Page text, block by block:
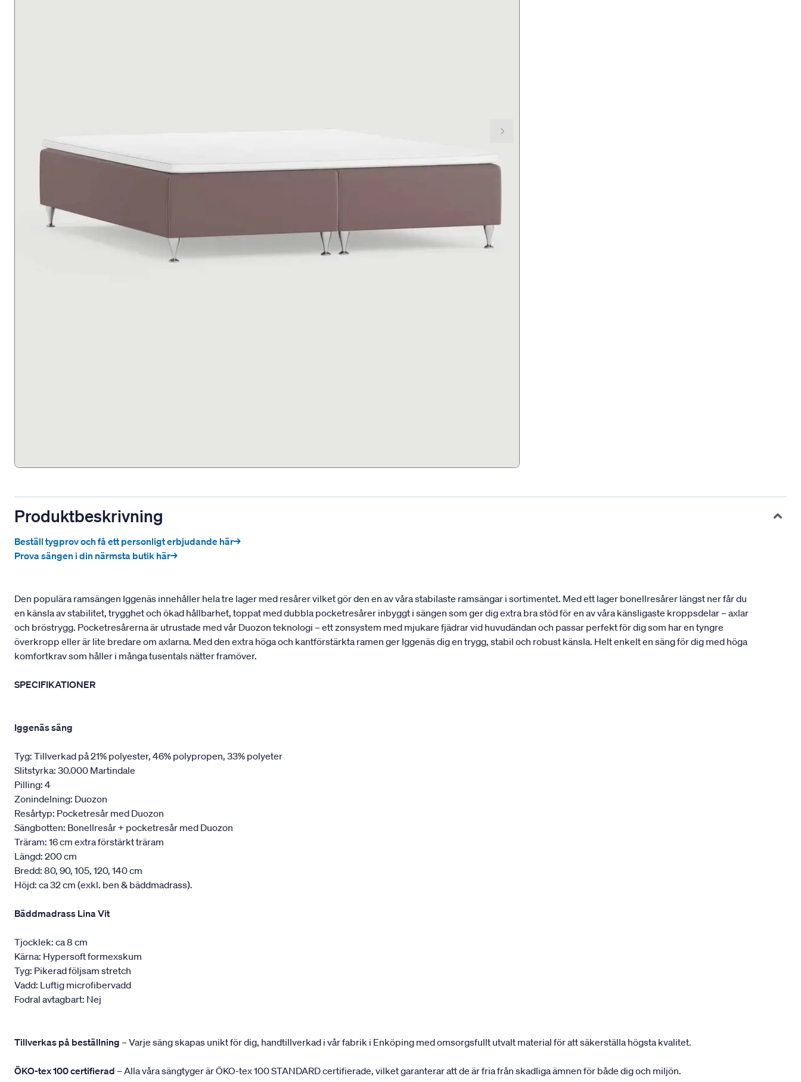
Produktbeskrivning
Beställ tygprov och få ett personligt erbjudande här→
Prova sängen i din närmsta butik här→
Den populära ramsängen Iggenäs innehåller hela tre lager med resårer vilket gör den en av våra stabilaste ramsängar i sortimentet. Med ett lager bonellresårer längst ner får du
en känsla av stabilitet, trygghet och ökad hållbarhet, toppat med dubbla pocketresårer inbyggt i sängen som ger dig extra bra stöd för en av våra känsligaste kroppsdelar – axlar
och bröstrygg. Pocketresårerna är utrustade med vår Duozon teknologi – ett zonsystem med mjukare fjädrar vid huvudändan och passar perfekt för dig som har en tyngre
överkropp eller är lite bredare om axlarna. Med den extra höga och kantförstärkta ramen ger Iggenäs dig en trygg, stabil och robust känsla. Helt enkelt en säng för dig med höga
komfortkrav som håller i många tusentals nätter framöver.
SPECIFIKATIONER
Iggenäs säng
Tyg: Tillverkad på 21% polyester, 46% polypropen, 33% polyeter
Slitstyrka: 30.000 Martindale
Pilling: 4
Zonindelning: Duozon
Resårtyp: Pocketresår med Duozon
Sängbotten: Bonellresår + pocketresår med Duozon
Träram: 16 cm extra förstärkt träram
Längd: 200 cm
Bredd: 80, 90, 105, 120, 140 cm
Höjd: ca 32 cm (exkl. ben & bäddmadrass).
Bäddmadrass Lina Vit
Tjocklek: ca 8 cm
Kärna: Hypersoft formexskum
Tyg: Pikerad följsam stretch
Vadd: Luftig microfibervadd
Fodral avtagbart: Nej
Tillverkas på beställning – Varje säng skapas unikt för dig, handtillverkad i vår fabrik i Enköping med omsorgsfullt utvalt material för att säkerställa högsta kvalitet.
ÖKO-tex 100 certifierad – Alla våra sängtyger är ÖKO-tex 100 STANDARD certifierade, vilket garanterar att de är fria från skadliga ämnen för både dig och miljön.